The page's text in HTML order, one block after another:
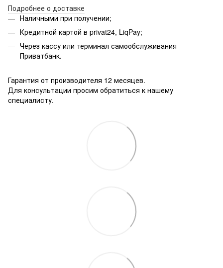
Подробнее о доставке
Наличными при получении;
Кредитной картой в privat24, LiqPay;
Через кассу или терминал самообслуживания
Приватбанк.
Гарантия от производителя 12 месяцев.
Для консультации просим обратиться к нашему
специалисту.